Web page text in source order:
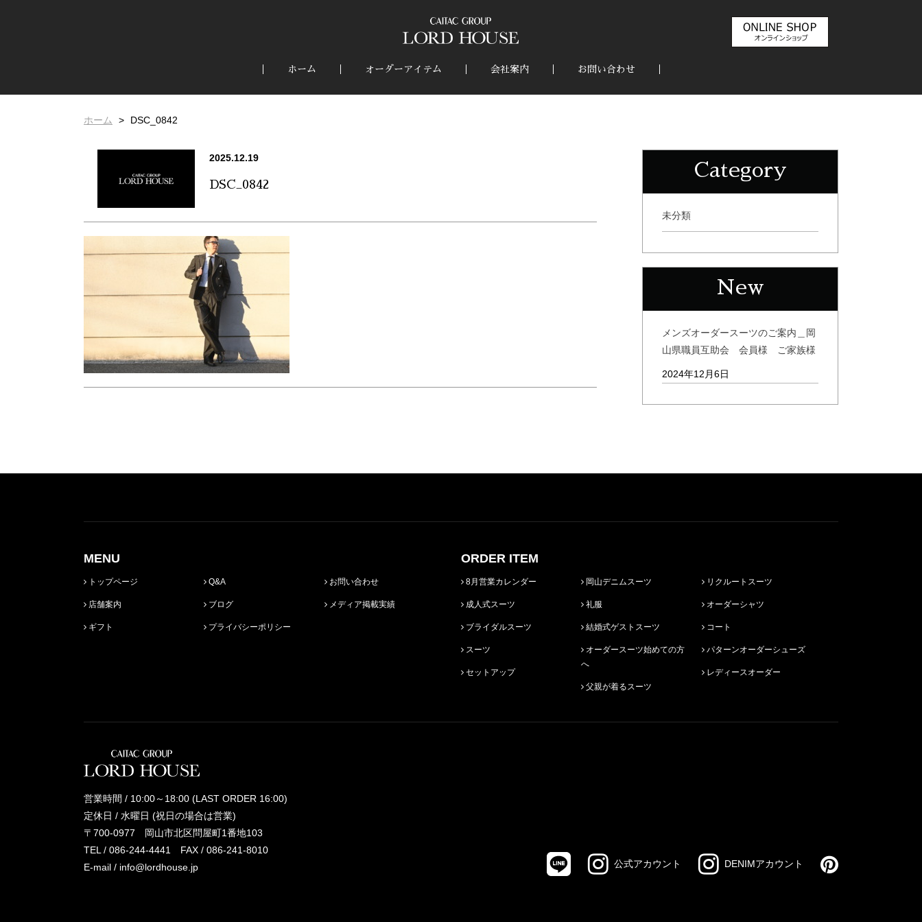
ホーム オーダーアイテム 会社案内 お問い合わせ
ホーム DSC_0842
2025.12.19
DSC_0842
Category
未分類
New
メンズオーダースーツのご案内＿岡
山県職員互助会 会員様 ご家族様
2024年12月6日
MENU
トップページ
店舗案内
ギフト
Q&A
ブログ
プライバシーポリシー
お問い合わせ
メディア掲載実績
ORDER ITEM
8月営業カレンダー
成人式スーツ
ブライダルスーツ
スーツ
セットアップ
岡山デニムスーツ
礼服
結婚式ゲストスーツ
へ
父親が着るスーツ
リクルートスーツ
オーダーシャツ
コート
パターンオーダーシューズ
レディースオーダー
営業時間 / 10:00～18:00 (LAST ORDER 16:00)
定休日 / 水曜日 (祝日の場合は営業)
〒700-0977 岡山市北区問屋町1番地103
TEL / 086-244-4441
FAX / 086-241-8010
E-mail / info@lordhouse.jp 公式アカウント DENIMアカウント